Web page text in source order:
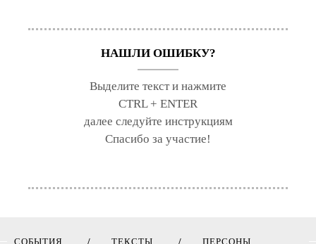
НАШЛИ ОШИБКУ?
Выделите текст и нажмите
CTRL + ENTER
далее следуйте инструкциям
Спасибо за участие!
СОБЫТИЯ ТЕКСТЫ ПЕРСОНЫ